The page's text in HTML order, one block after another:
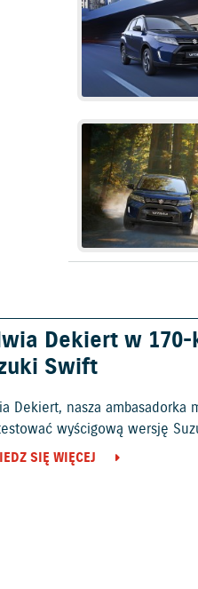
Dekiert w
Swift
Dekiert, nasza ambasadorka
wyścigową wersję
SIĘ WIĘCEJ